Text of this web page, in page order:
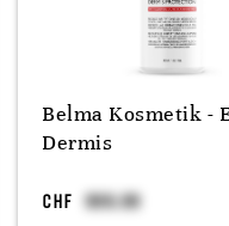
Belma Kosmetik -
Dermis
CHF